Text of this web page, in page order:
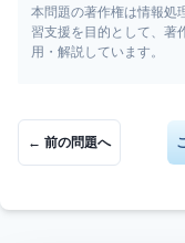
本問題の著作権は情報処
習支援を目的として、著
用・解説しています。
← 前の問題へ